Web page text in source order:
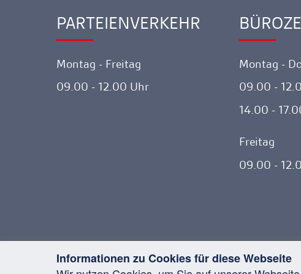
Informationen zu Cookies für diese Webseite
Ankerlink
PARTEIENVERKEHR
Montag - Freitag
09.00 - 12.00 Uhr
Ankerlink
Montag -
09.00 -
14.00 -
Freitag
09.00 -